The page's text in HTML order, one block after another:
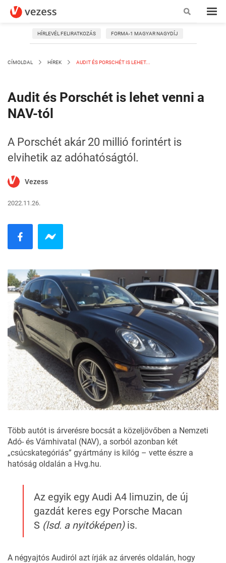
HÍRLEVÉL FELIRATKOZÁS FORMA-1 MAGYAR NAGYDÍJ
CÍMOLDAL HÍREK AUDIT ÉS PORSCHÉT IS LEHET...
Audit és Porschét is lehet venni a
NAV-tól
A Porschét akár 20 millió forintért is
elvihetik az adóhatóságtól.
Vezess
2022.11.26.
Több autót is árverésre bocsát a közeljövőben a Nemzeti
Adó- és Vámhivatal (NAV), a sorból azonban két
„csúcskategóriás” gyártmány is kilóg – vette észre a
hatóság oldalán a Hvg.hu.
Az egyik egy Audi A4 limuzin, de új
gazdát keres egy Porsche Macan
S (lsd. a nyitóképen)is.
A négyajtós Audiról azt írják az árverés oldalán, hogy